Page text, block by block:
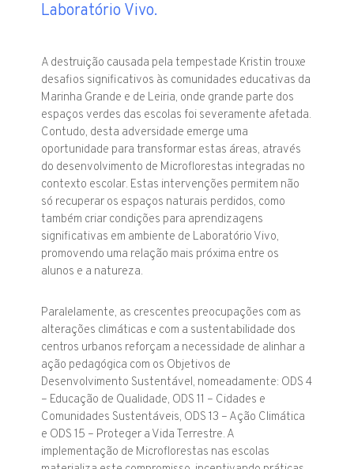
Laboratório Vivo.
A destruição causada pela tempestade Kristin trouxe
desafios significativos às comunidades educativas da
Marinha Grande e de Leiria, onde grande parte dos
espaços verdes das escolas foi severamente afetada.
Contudo, desta adversidade emerge uma
oportunidade para transformar estas áreas, através
do desenvolvimento de Microflorestas integradas no
contexto escolar. Estas intervenções permitem não
só recuperar os espaços naturais perdidos, como
também criar condições para aprendizagens
significativas em ambiente de Laboratório Vivo,
promovendo uma relação mais próxima entre os
alunos e a natureza.
Paralelamente, as crescentes preocupações com as
alterações climáticas e com a sustentabilidade dos
centros urbanos reforçam a necessidade de alinhar a
ação pedagógica com os Objetivos de
Desenvolvimento Sustentável, nomeadamente: ODS 4
– Educação de Qualidade, ODS 11 – Cidades e
Comunidades Sustentáveis, ODS 13 – Ação Climática
e ODS 15 – Proteger a Vida Terrestre. A
implementação de Microflorestas nas escolas